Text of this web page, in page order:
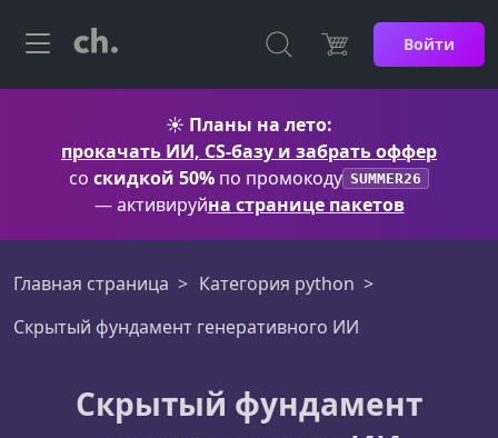
Войти
☀️ Планы на лето:
прокачать ИИ, CS-базу и забрать оффер
со скидкой 50% по промокоду SUMMER26
— активируйна странице пакетов
Главная страница
Категория python
Скрытый фундамент генеративного ИИ
Скрытый фундамент